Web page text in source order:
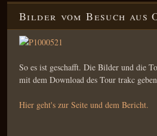
Bilder vom Besuch aus
So es ist geschafft. Die Bilder und die
mit dem Download des Tour trakc
Hier geht's zur Seite und dem Bericht.